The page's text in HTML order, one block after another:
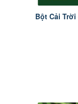
Bột Cải